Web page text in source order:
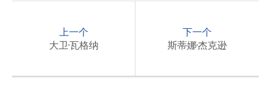
上一个
大卫·瓦格纳
下一个
斯蒂娜·杰克逊